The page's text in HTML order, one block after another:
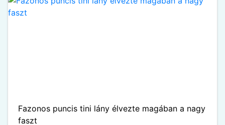
Fazonos puncis tini lány élvezte magában a nagy
faszt